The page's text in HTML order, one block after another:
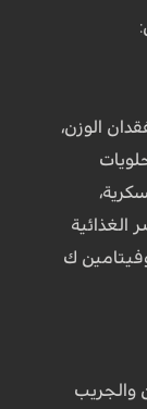
الوزن،
الغذائية
ك
والجريب